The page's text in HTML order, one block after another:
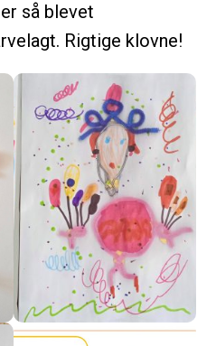
så blevet
Rigtige klovne!